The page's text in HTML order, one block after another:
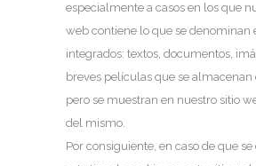
especialmente a casos en los que
web contiene lo que se denominan
integrados: textos, documentos,
breves películas que se almacenan
pero se muestran en nuestro sitio
del mismo.
Por consiguiente, en caso de que